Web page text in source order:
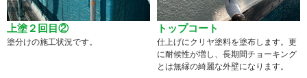
上塗２回目②
塗分けの施工状況です。
トップコート
仕上げにクリヤ塗料を塗布します。更
に耐候性が増し、長期間チョーキング
とは無縁の綺麗な外壁になります。